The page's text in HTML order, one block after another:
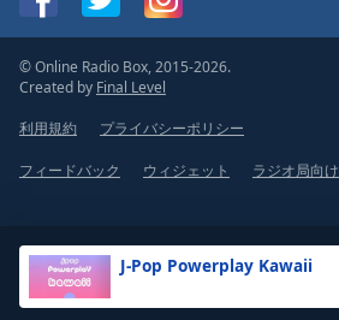
J-Pop Powerplay Kawaii
© Online Radio Box, 2015-2026.
Created by Final Level
利用規約
プライバシーポリシー
フィードバック ウィジェット ラジオ局向け